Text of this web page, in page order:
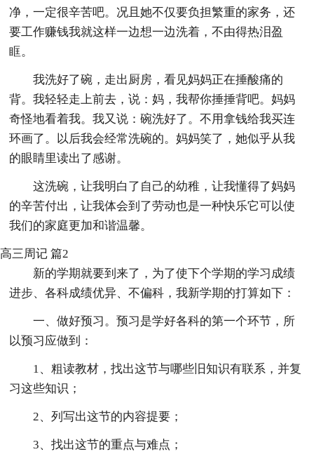
净，一定很辛苦吧。况且她不仅要负担繁重的家务，还
要工作赚钱我就这样一边想一边洗着，不由得热泪盈
眶。
我洗好了碗，走出厨房，看见妈妈正在捶酸痛的
背。我轻轻走上前去，说：妈，我帮你捶捶背吧。妈妈
奇怪地看着我。我又说：碗洗好了。不用拿钱给我买连
环画了。以后我会经常洗碗的。妈妈笑了，她似乎从我
的眼睛里读出了感谢。
这洗碗，让我明白了自己的幼稚，让我懂得了妈妈
的辛苦付出，让我体会到了劳动也是一种快乐它可以使
我们的家庭更加和谐温馨。
高三周记 篇2
新的学期就要到来了，为了使下个学期的学习成绩
进步、各科成绩优异、不偏科，我新学期的打算如下：
一、做好预习。预习是学好各科的第一个环节，所
以预习应做到：
1、粗读教材，找出这节与哪些旧知识有联系，并复
习这些知识；
2、列写出这节的内容提要；
3、找出这节的重点与难点；